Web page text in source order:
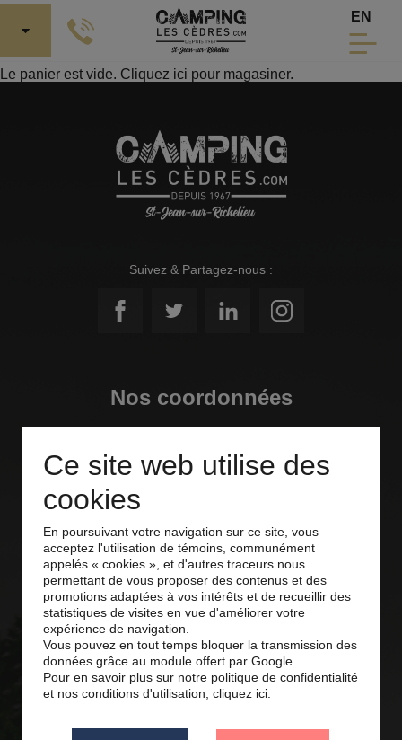
Aller au contenu principal
EN
Le panier est vide. Cliquez ici pour magasiner.
Nos coordonnées
Adresse
Saint-Jean-sur-Richelieu,
Québec J2Y 1C4
Téléphone
450 346-9276
Courriel
Suivez & Partagez-nous :
Ce site web utilise des
cookies
En poursuivant votre navigation sur ce site, vous
acceptez l'utilisation de témoins, communément
appelés « cookies », et d'autres traceurs nous
permettant de vous proposer des contenus et des
promotions adaptées à vos intérêts et de recueillir des
statistiques de visites en vue d'améliorer votre
expérience de navigation.
Vous pouvez en tout temps bloquer la transmission des
données grâce au module offert par Google.
Pour en savoir plus sur notre politique de confidentialité
et nos conditions d'utilisation, cliquez ici.